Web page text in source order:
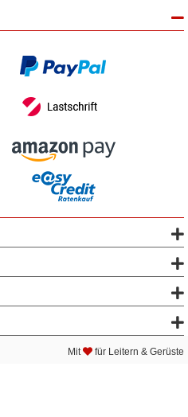
Mit für Leitern & Gerüste